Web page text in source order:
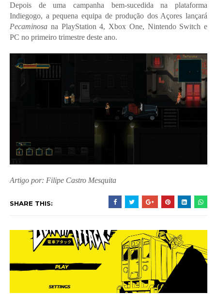
Depois de uma campanha bem-sucedida na plataforma
Indiegogo, a pequena equipa de produção dos Açores lançará
Pecaminosa na PlayStation 4, Xbox One, Nintendo Switch e
PC no primeiro trimestre deste ano.
Artigo por: Filipe Castro Mesquita
SHARE THIS: